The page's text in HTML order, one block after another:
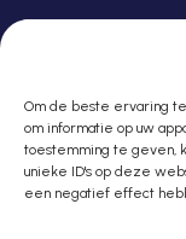
Om de beste ervaring
om informatie op uw
toestemming te geven,
unieke ID's op deze
een negatief effect
Contact
Copyright ©